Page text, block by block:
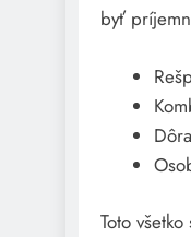
byť
Toto